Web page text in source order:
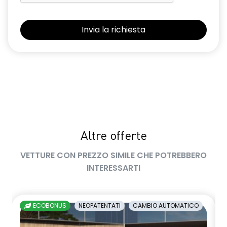
Manutenzione Connessa, incluso per 8 anni
rear cross traffic alert avviso ostacolo in retromarcia e rear
retrovisori esterni elettrici riscaldabili e ripiegabili
elettricamente
Altre offerte
VETTURE CON PREZZO SIMILE CHE POTREBBERO
INTERESSARTI
ECOBONUS NEOPATENTATI CAMBIO AUTOMATICO